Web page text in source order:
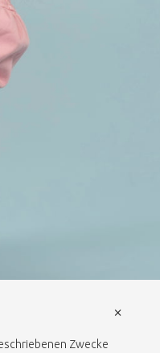
Zwecke
×